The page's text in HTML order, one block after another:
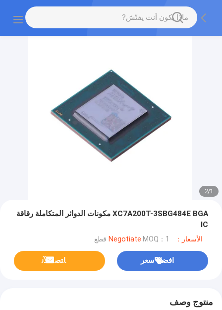
1
/
2
XC7A200T-3SBG484E BGA مكونات الدوائر المتكاملة رقاقة
IC
الأسعار：Negotiate MOQ：1 قطع
افضل سعر ﺎﺘﺼﻟ ﺍﻶﻧ
منتوج وصف